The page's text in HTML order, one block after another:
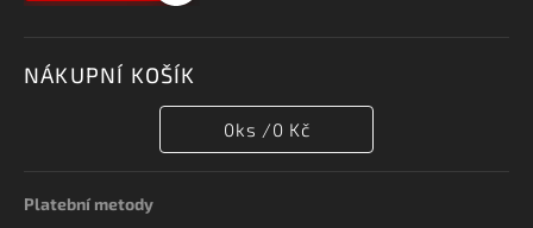
NÁKUPNÍ KOŠÍK
0ks /0 Kč
Platební metody